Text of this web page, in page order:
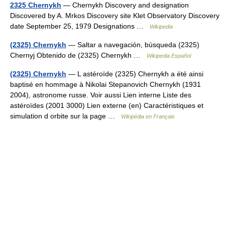
2325 Chernykh — Chernykh Discovery and designation
Discovered by A. Mrkos Discovery site Klet Observatory Discovery
date September 25, 1979 Designations …
Wikipedia
(2325) Chernykh — Saltar a navegación, búsqueda (2325)
Chernyj Obtenido de (2325) Chernykh …
Wikipedia Español
(2325) Chernykh — L astéroïde (2325) Chernykh a été ainsi
baptisé en hommage à Nikolai Stepanovich Chernykh (1931
2004), astronome russe. Voir aussi Lien interne Liste des
astéroïdes (2001 3000) Lien externe (en) Caractéristiques et
simulation d orbite sur la page …
Wikipédia en Français